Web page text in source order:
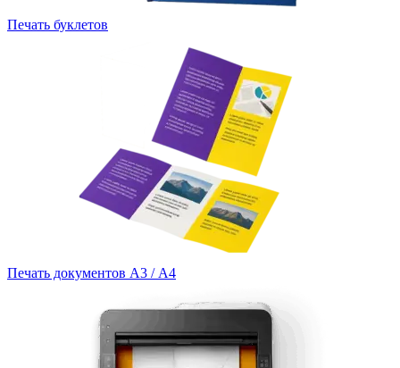
Печать буклетов
Печать документов А3 / А4